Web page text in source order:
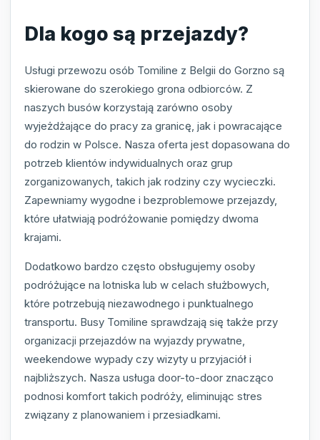
Dla kogo są przejazdy?
Usługi przewozu osób Tomiline z Belgii do Gorzno są
skierowane do szerokiego grona odbiorców. Z
naszych busów korzystają zarówno osoby
wyjeżdżające do pracy za granicę, jak i powracające
do rodzin w Polsce. Nasza oferta jest dopasowana do
potrzeb klientów indywidualnych oraz grup
zorganizowanych, takich jak rodziny czy wycieczki.
Zapewniamy wygodne i bezproblemowe przejazdy,
które ułatwiają podróżowanie pomiędzy dwoma
krajami.
Dodatkowo bardzo często obsługujemy osoby
podróżujące na lotniska lub w celach służbowych,
które potrzebują niezawodnego i punktualnego
transportu. Busy Tomiline sprawdzają się także przy
organizacji przejazdów na wyjazdy prywatne,
weekendowe wypady czy wizyty u przyjaciół i
najbliższych. Nasza usługa door-to-door znacząco
podnosi komfort takich podróży, eliminując stres
związany z planowaniem i przesiadkami.